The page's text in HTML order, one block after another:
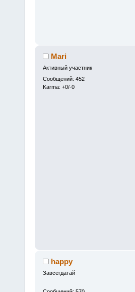
Mari
Активный участник
Сообщений: 452
Karma: +0/-0
happy
Завсегдатай